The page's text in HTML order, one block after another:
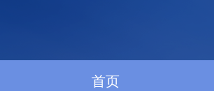
首页